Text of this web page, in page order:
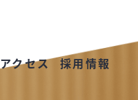
アクセス 採用情報